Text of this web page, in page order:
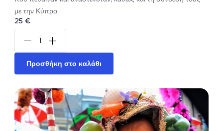
με την Κύπρο.
25 €
Προσθήκη στο καλάθι